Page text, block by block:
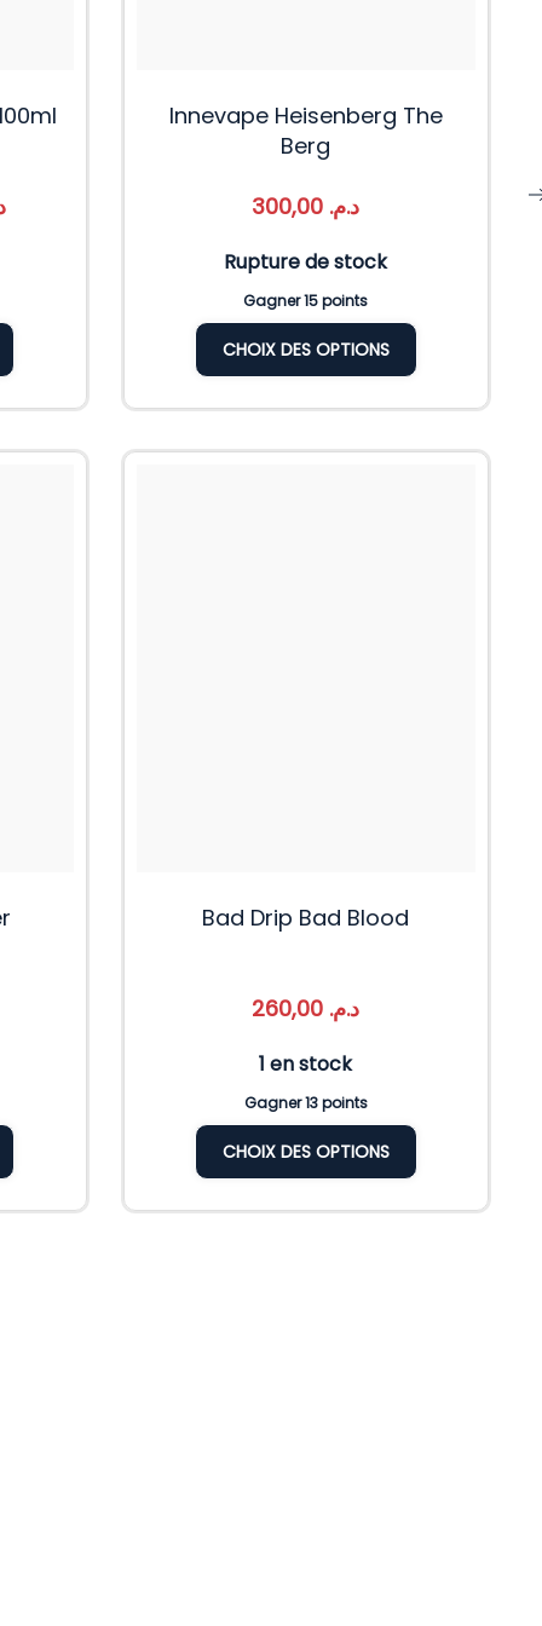
Innevape Heisenberg The
Berg
د.م.
Rupture de stock
Gagner 15 points
CHOIX DES OPTIONS
Bad Drip Bad Blood
د.م.
1 en stock
Gagner 13 points
CHOIX DES OPTIONS